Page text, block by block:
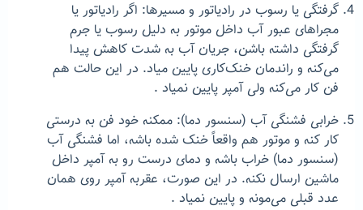
گرفتگی یا رسوب در رادیاتور و مسیرها: اگر رادیاتور یا
مجراهای عبور آب داخل موتور به دلیل رسوب یا جرم
گرفتگی داشته باشن، جریان آب به شدت کاهش پیدا
می‌کنه و راندمان خنک‌کاری پایین میاد. در این حالت هم
فن کار می‌کنه ولی آمپر پایین نمیاد .
خرابی فشنگی آب (سنسور دما): ممکنه خود فن به درستی
کار کنه و موتور هم واقعاً خنک شده باشه، اما فشنگی آب
(سنسور دما) خراب باشه و دمای درست رو به آمپر داخل
ماشین ارسال نکنه. در این صورت، عقربه آمپر روی همان
عدد قبلی می‌مونه و پایین نمیاد .